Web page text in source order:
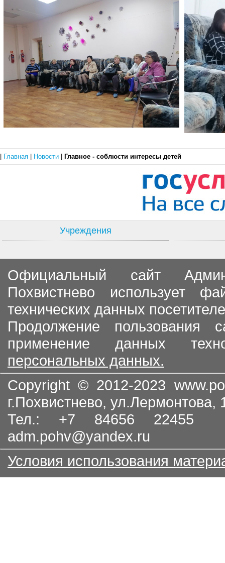
Главная Новости Главное - соблюсти интересы детей
Учреждения
Официальный сайт
Похвистнево использует
технических данных
Продолжение пользования
применение данных
персональных данных.
Copyright © 2012-2023
г.Похвистнево, ул.Лермонтова,
Тел.: +7 84656
adm.pohv@yandex.ru
Условия использования